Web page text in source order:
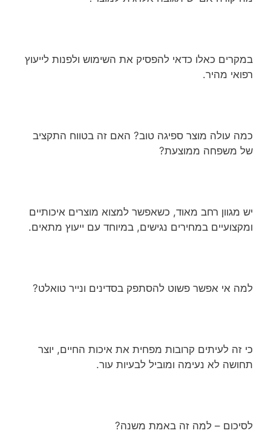
במקרים כאלו כדאי להפסיק את השימוש ולפנות לייעוץ
רפואי מהיר.
כמה עולה מוצר ספיגה טוב? האם זה בטווח התקציב
של משפחה ממוצעת?
יש מגוון רחב מאוד, כשאפשר למצוא מוצרים איכותיים
ומקצועיים במחירים נגישים, במיוחד עם ייעוץ מתאים.
למה אי אפשר פשוט להסתפק בסדינים ונייר טואלט?
כי זה לעיתים קרובות מפחית את איכות החיים, יוצר
תחושה לא נעימה ומוביל לבעיות עור.
לסיכום – למה זה באמת משנה?